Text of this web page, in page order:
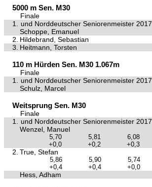
5000 m Sen. M30
Finale
1.
und Norddeutscher Seniorenmeister 2017
Schoppe, Emanuel
2. Hildebrand, Sebastian
3. Heitmann, Torsten
110 m Hürden Sen. M30 1.067m
Finale
1.
und Norddeutscher Seniorenmeister 2017
Schulz, Marcel
Weitsprung Sen. M30
Finale
1.
und Norddeutscher Seniorenmeister 2017
Wenzel, Manuel
5,70 5,81 6,08
+0,0
+0,2 +0,3
2. True, Stefan
5,86 5,90 5,74
+0,4
+0,4 +0,0
Hess, Adham